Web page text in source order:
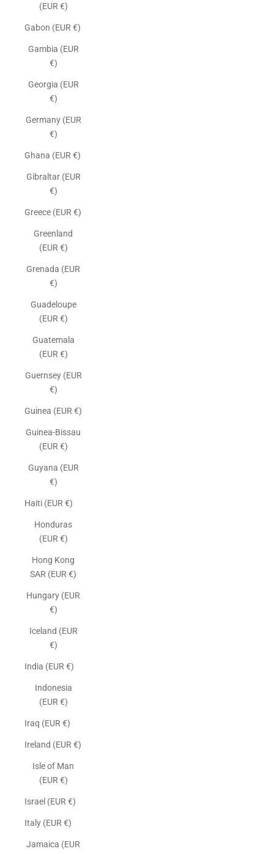
(EUR €)
Gabon (EUR €)
Gambia (EUR
€)
Georgia (EUR
€)
Germany (EUR
€)
Ghana (EUR €)
Gibraltar (EUR
€)
Greece (EUR €)
Greenland
(EUR €)
Grenada (EUR
€)
Guadeloupe
(EUR €)
Guatemala
(EUR €)
Guernsey (EUR
€)
Guinea (EUR €)
Guinea-Bissau
(EUR €)
Guyana (EUR
€)
Haiti (EUR €)
Honduras
(EUR €)
Hong Kong
SAR (EUR €)
Hungary (EUR
€)
Iceland (EUR
€)
India (EUR €)
Indonesia
(EUR €)
Iraq (EUR €)
Ireland (EUR €)
Isle of Man
(EUR €)
Israel (EUR €)
Italy (EUR €)
Jamaica (EUR